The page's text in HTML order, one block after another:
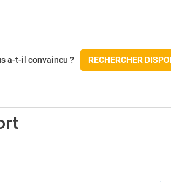
Jacuzzi
Massages
Salle de sport
a-t-il convaincu ? RECHERCHER